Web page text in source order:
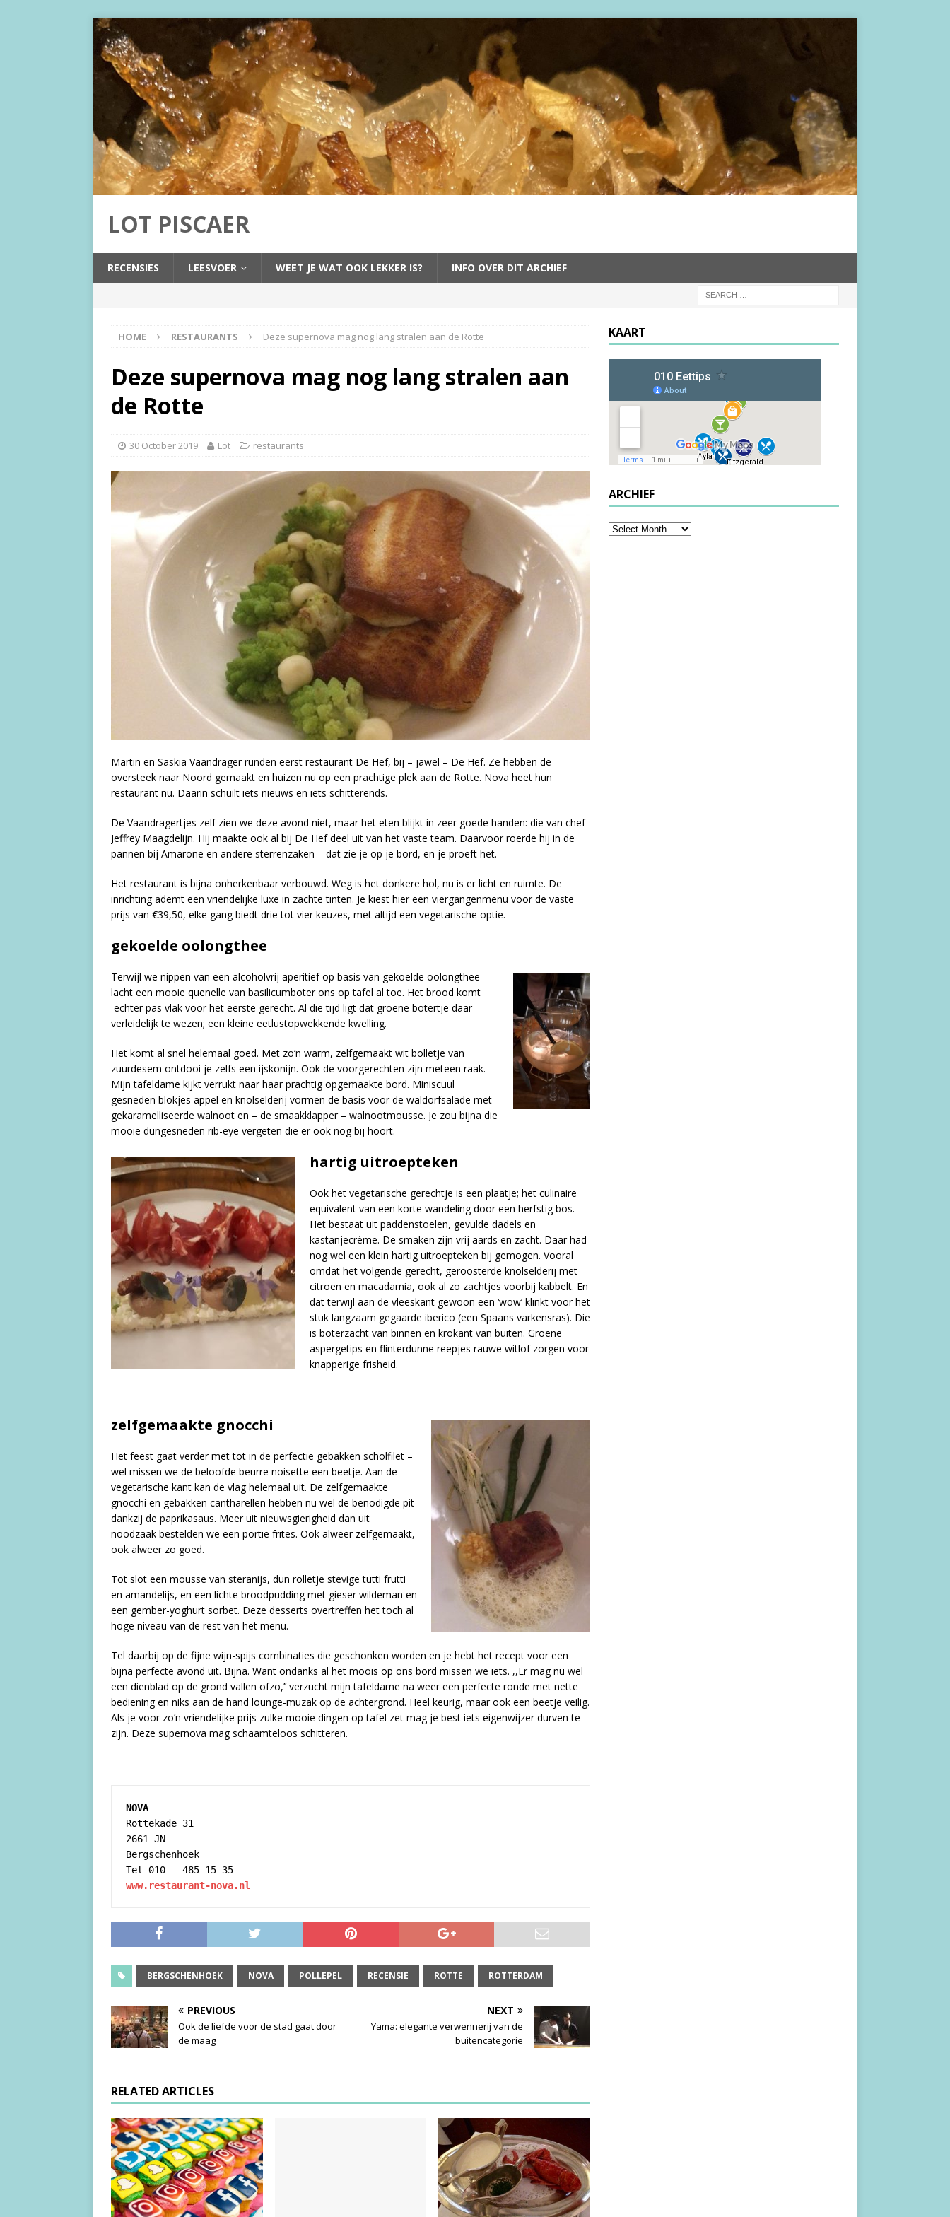
LOT PISCAER
RECENSIES LEESVOER WEET JE WAT OOK LEKKER IS? INFO OVER DIT ARCHIEF
HOME RESTAURANTS Deze supernova mag nog lang stralen aan de Rotte
Deze supernova mag nog lang stralen aan
de Rotte
30 October 2019 Lot restaurants
Martin en Saskia Vaandrager runden eerst restaurant De Hef, bij – jawel – De Hef. Ze hebben de
oversteek naar Noord gemaakt en huizen nu op een prachtige plek aan de Rotte. Nova heet hun
restaurant nu. Daarin schuilt iets nieuws en iets schitterends.
De Vaandragertjes zelf zien we deze avond niet, maar het eten blijkt in zeer goede handen: die van chef
Jeffrey Maagdelijn. Hij maakte ook al bij De Hef deel uit van het vaste team. Daarvoor roerde hij in de
pannen bij Amarone en andere sterrenzaken – dat zie je op je bord, en je proeft het.
Het restaurant is bijna onherkenbaar verbouwd. Weg is het donkere hol, nu is er licht en ruimte. De
inrichting ademt een vriendelijke luxe in zachte tinten. Je kiest hier een viergangenmenu voor de vaste
prijs van €39,50, elke gang biedt drie tot vier keuzes, met altijd een vegetarische optie.
gekoelde oolongthee
Terwijl we nippen van een alcoholvrij aperitief op basis van gekoelde oolongthee
lacht een mooie quenelle van basilicumboter ons op tafel al toe. Het brood komt
echter pas vlak voor het eerste gerecht. Al die tijd ligt dat groene botertje daar
verleidelijk te wezen; een kleine eetlustopwekkende kwelling.
Het komt al snel helemaal goed. Met zo’n warm, zelfgemaakt wit bolletje van
zuurdesem ontdooi je zelfs een ijskonijn. Ook de voorgerechten zijn meteen raak.
Mijn tafeldame kijkt verrukt naar haar prachtig opgemaakte bord. Miniscuul
gesneden blokjes appel en knolselderij vormen de basis voor de waldorfsalade met
gekaramelliseerde walnoot en – de smaakklapper – walnootmousse. Je zou bijna die
mooie dungesneden rib-eye vergeten die er ook nog bij hoort.
hartig uitroepteken
Ook het vegetarische gerechtje is een plaatje; het culinaire
equivalent van een korte wandeling door een herfstig bos.
Het bestaat uit paddenstoelen, gevulde dadels en
kastanjecrème. De smaken zijn vrij aards en zacht. Daar had
nog wel een klein hartig uitroepteken bij gemogen. Vooral
omdat het volgende gerecht, geroosterde knolselderij met
citroen en macadamia, ook al zo zachtjes voorbij kabbelt. En
dat terwijl aan de vleeskant gewoon een ‘wow’ klinkt voor het
stuk langzaam gegaarde iberico (een Spaans varkensras). Die
is boterzacht van binnen en krokant van buiten. Groene
aspergetips en flinterdunne reepjes rauwe witlof zorgen voor
knapperige frisheid.
zelfgemaakte gnocchi
Het feest gaat verder met tot in de perfectie gebakken scholfilet –
wel missen we de beloofde beurre noisette een beetje. Aan de
vegetarische kant kan de vlag helemaal uit. De zelfgemaakte
gnocchi en gebakken cantharellen hebben nu wel de benodigde pit
dankzij de paprikasaus. Meer uit nieuwsgierigheid dan uit
noodzaak bestelden we een portie frites. Ook alweer zelfgemaakt,
ook alweer zo goed.
Tot slot een mousse van steranijs, dun rolletje stevige tutti frutti
en amandelijs, en een lichte broodpudding met gieser wildeman en
een gember-yoghurt sorbet. Deze desserts overtreffen het toch al
hoge niveau van de rest van het menu.
Tel daarbij op de fijne wijn-spijs combinaties die geschonken worden en je hebt het recept voor een
bijna perfecte avond uit. Bijna. Want ondanks al het moois op ons bord missen we iets. ,,Er mag nu wel
een dienblad op de grond vallen ofzo,’’ verzucht mijn tafeldame na weer een perfecte ronde met nette
bediening en niks aan de hand lounge-muzak op de achtergrond. Heel keurig, maar ook een beetje veilig.
Als je voor zo’n vriendelijke prijs zulke mooie dingen op tafel zet mag je best iets eigenwijzer durven te
zijn. Deze supernova mag schaamteloos schitteren.
NOVA
Rottekade 31
2661 JN
Bergschenhoek
www.restaurant-nova.nl
BERGSCHENHOEK NOVA POLLEPEL RECENSIE ROTTE ROTTERDAM
PREVIOUS
Ook de liefde voor de stad gaat door
de maag
NEXT
Yama: elegante verwennerij van de
buitencategorie
RELATED ARTICLES
KAART
ARCHIEF